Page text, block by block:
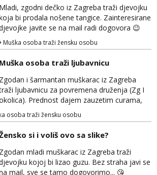
Mladi, zgodni dečko iz Zagreba traži djevojku
bi prodala nošene tangice. Zainteresirane
javite se na mail radi dogovora 😉
Muška osoba traži žensku osobu
Muška osoba traži ljubavnicu
Zgodan i šarmantan muškarac iz Zagreba
ljubavnicu za povremena druženja (Zg I
Prednost dajem zauzetim curama,
vjerujem da im je diskrecija jako bitna kao
meni. Javite se na mail gdje možemo
razgovor... 💋
osoba traži žensku osobu
si i voliš ovo sa slike?
Zgodan mladi muškarac iz Zagreba traži
kojoj bi lizao guzu. Bez straha javi se
mail, sve se tamo dogovorimo... 😘